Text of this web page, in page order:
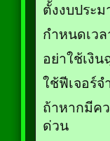
ตั้งงบประ
กำหนดเว
อย่าใช้เงิ
ใช้ฟีเจอร์
ถ้าหากมีค
ด่วน